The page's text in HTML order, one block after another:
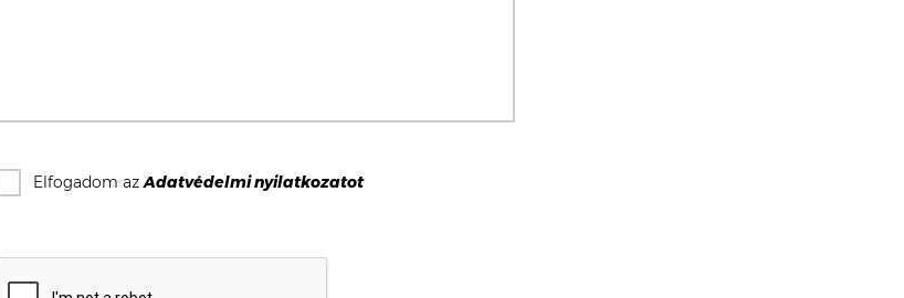
Elfogadom azAdatvédelmi nyilatkozatot